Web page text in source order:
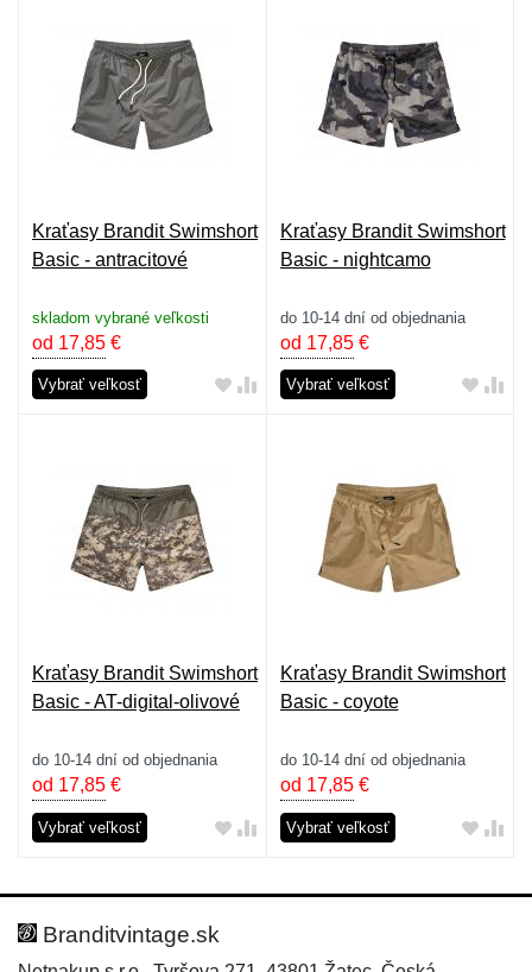
Kraťasy Brandit Swimshort
Basic - antracitové
skladom vybrané veľkosti
od 17,85 €
Vybrať veľkosť
Kraťasy Brandit Swimshort
Basic - nightcamo
do 10-14 dní od objednania
od 17,85€
Vybrať veľkosť
Kraťasy Brandit Swimshort
Basic - AT-digital-olivové
do 10-14 dní od objednania
od 17,85 €
Vybrať veľkosť
Kraťasy Brandit Swimshort
Basic - coyote
do 10-14 dní od objednania
od 17,85€
Vybrať veľkosť
Branditvintage.sk